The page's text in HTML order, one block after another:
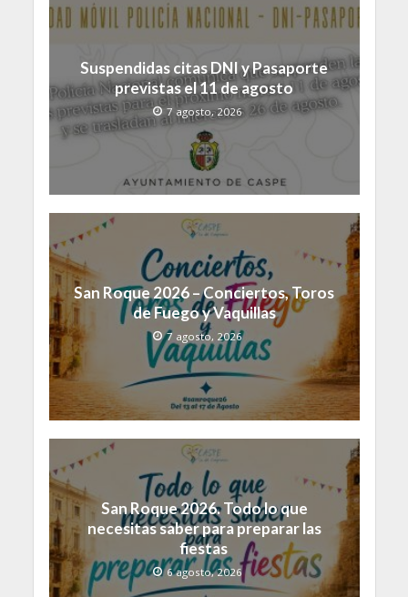
Suspendidas citas DNI y Pasaporte
previstas el 11 de agosto
7 agosto, 2026
San Roque 2026 – Conciertos, Toros
de Fuego y Vaquillas
7 agosto, 2026
San Roque 2026. Todo lo que
necesitas saber para preparar las
fiestas
6 agosto, 2026